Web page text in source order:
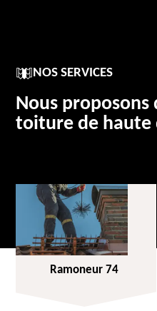
NOS SERVICES
Nous proposons
toiture de haute
Ramoneur 74